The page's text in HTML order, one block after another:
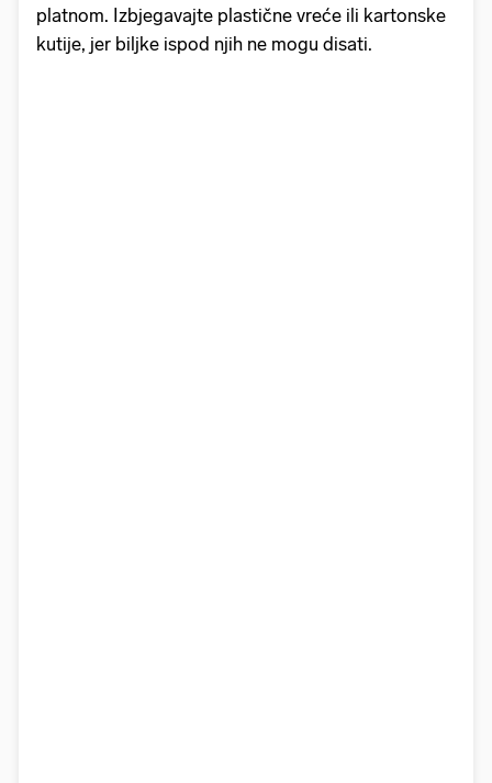
platnom. Izbjegavajte plastične vreće ili kartonske
kutije, jer biljke ispod njih ne mogu disati.